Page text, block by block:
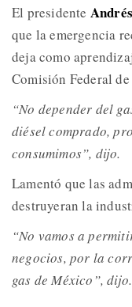
El presidente
que la emergencia
deja como
Comisión Federal
“No depender del
diésel comprado,
consumimos”, dijo.
Lamentó que las
destruyeran la
“No vamos a
negocios, por la
gas de México”, dijo.